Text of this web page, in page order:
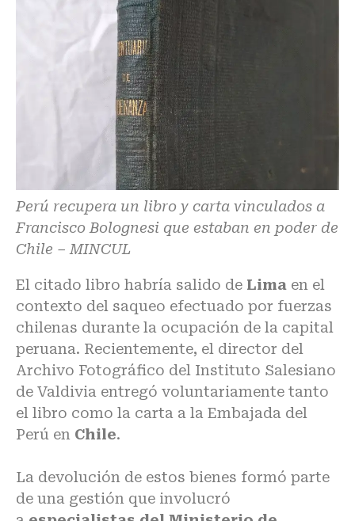
Perú recupera un libro y carta vinculados a
Francisco Bolognesi que estaban en poder de
Chile – MINCUL
El citado libro habría salido de Lima en el
contexto del saqueo efectuado por fuerzas
chilenas durante la ocupación de la capital
peruana. Recientemente, el director del
Archivo Fotográfico del Instituto Salesiano
de Valdivia entregó voluntariamente tanto
el libro como la carta a la Embajada del
Perú en Chile.
La devolución de estos bienes formó parte
de una gestión que involucró